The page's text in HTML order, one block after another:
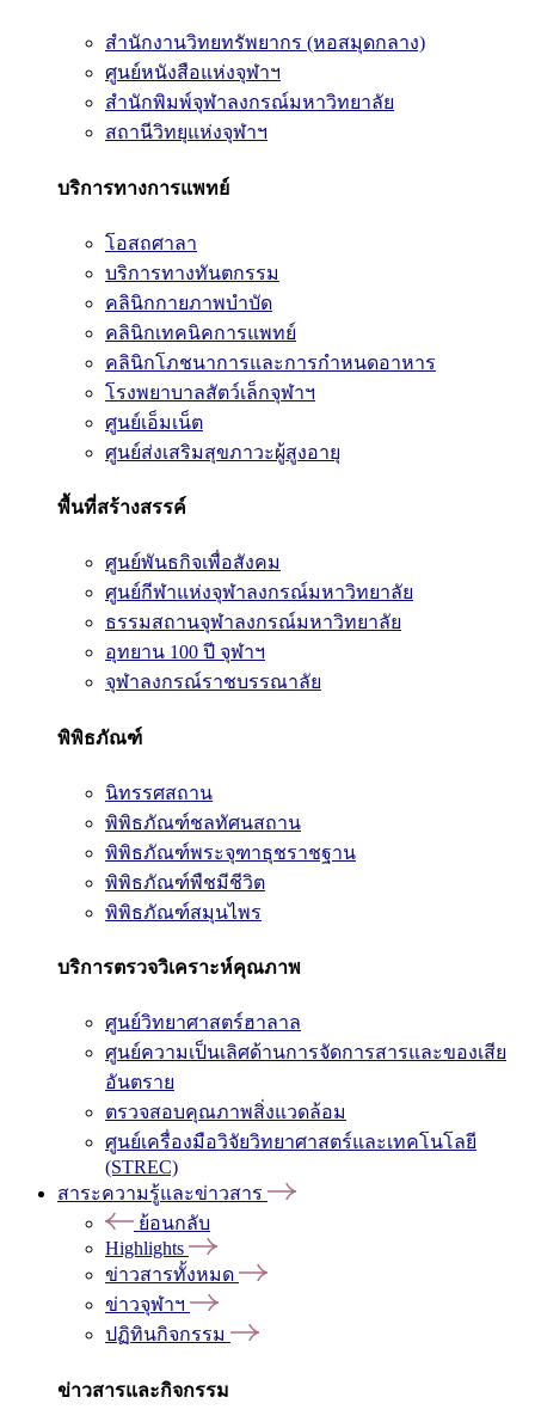
สำนักงานวิทยทรัพยากร (หอสมุดกลาง)
ศูนย์หนังสือแห่งจุฬาฯ
สำนักพิมพ์จุฬาลงกรณ์มหาวิทยาลัย
สถานีวิทยุแห่งจุฬาฯ
บริการทางการแพทย์
โอสถศาลา
บริการทางทันตกรรม
คลินิกกายภาพบำบัด
คลินิกเทคนิคการแพทย์
คลินิกโภชนาการและการกำหนดอาหาร
โรงพยาบาลสัตว์เล็กจุฬาฯ
ศูนย์เอ็มเน็ต
ศูนย์ส่งเสริมสุขภาวะผู้สูงอายุ
พื้นที่สร้างสรรค์
ศูนย์พันธกิจเพื่อสังคม
ศูนย์กีฬาแห่งจุฬาลงกรณ์มหาวิทยาลัย
ธรรมสถานจุฬาลงกรณ์มหาวิทยาลัย
อุทยาน 100 ปี จุฬาฯ
จุฬาลงกรณ์ราชบรรณาลัย
พิพิธภัณฑ์
นิทรรศสถาน
พิพิธภัณฑ์ชลทัศนสถาน
พิพิธภัณฑ์พระจุฑาธุชราชฐาน
พิพิธภัณฑ์พืชมีชีวิต
พิพิธภัณฑ์สมุนไพร
บริการตรวจวิเคราะห์คุณภาพ
ศูนย์วิทยาศาสตร์ฮาลาล
ศูนย์ความเป็นเลิศด้านการจัดการสารและของเสีย
อันตราย
ตรวจสอบคุณภาพสิ่งแวดล้อม
ศูนย์เครื่องมือวิจัยวิทยาศาสตร์และเทคโนโลยี
(STREC)
สาระความรู้และข่าวสาร
ย้อนกลับ
Highlights
ข่าวสารทั้งหมด
ข่าวจุฬาฯ
ปฏิทินกิจกรรม
ข่าวสารและกิจกรรม